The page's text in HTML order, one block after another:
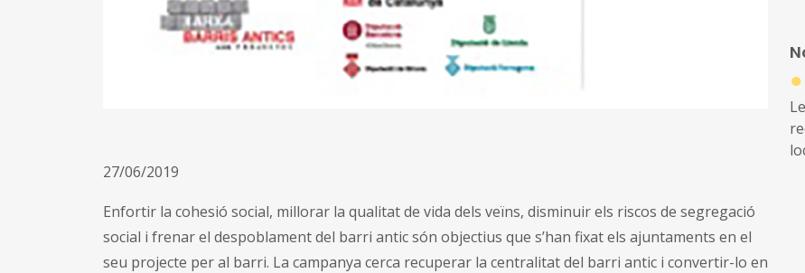
27/06/2019
Enfortir la cohesió social, millorar la qualitat de vida dels veïns, disminuir els riscos de segregació
social i frenar el despoblament del barri antic són objectius que s’han fixat els ajuntaments en el
seu projecte per al barri. La campanya cerca recuperar la centralitat del barri antic i convertir-lo en
●